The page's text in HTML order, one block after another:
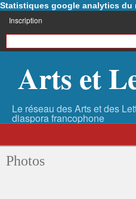
Statistiques google analytics du
Inscription
Arts et
Photos